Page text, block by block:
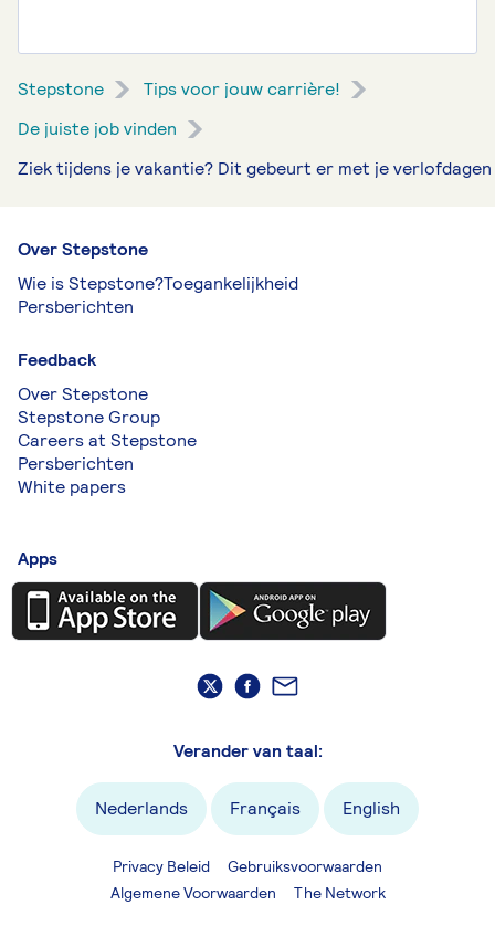
Stepstone
Tips voor jouw carrière!
De juiste job vinden
Ziek tijdens je vakantie? Dit gebeurt er met je verlofdagen
Over Stepstone
Wie is Stepstone?
Persberichten
Toegankelijkheid
Feedback
Over Stepstone
Stepstone Group
Careers at Stepstone
Persberichten
White papers
Apps
Verander van taal:
Nederlands Français English
Privacy Beleid
Gebruiksvoorwaarden
Algemene Voorwaarden
The Network